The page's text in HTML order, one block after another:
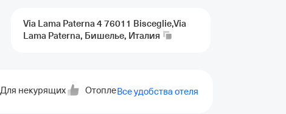
Via Lama Paterna 4 76011 Bisceglie,Via
Lama Paterna, Бишелье, Италия
Для некурящих Отопление Кондиционер
Все удобства отеля